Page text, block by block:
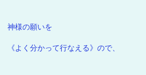
神様の願いを
《よく分かって行なえる》ので、